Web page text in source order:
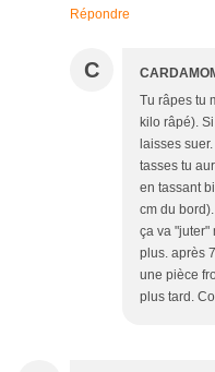
Répondre
C
Tu râpes tu
kilo râpé).
laisses
tasses tu
en tassant
cm du
ça va "juter"
plus. après
une pièce
plus tard.